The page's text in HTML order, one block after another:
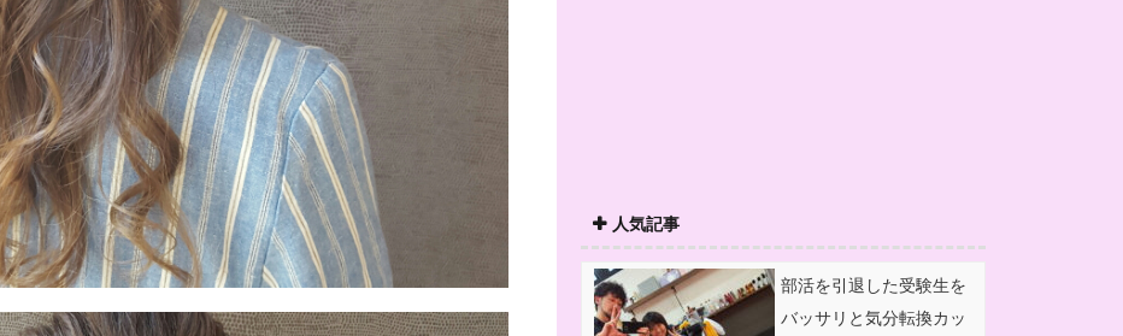
人気記事
部活を引退した受験生を
バッサリと気分転換カッ